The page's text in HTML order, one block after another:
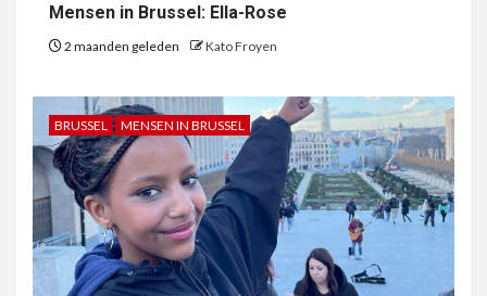
Mensen in Brussel: Ella-Rose
2 maanden geleden Kato Froyen
BRUSSEL MENSEN IN BRUSSEL